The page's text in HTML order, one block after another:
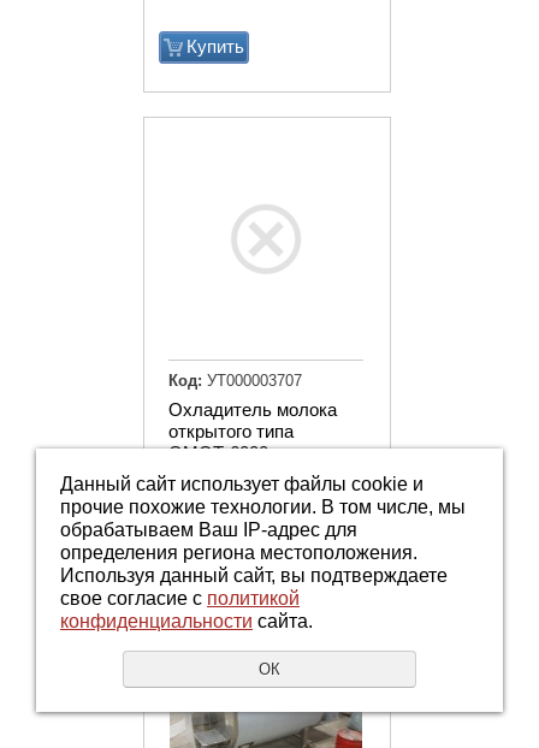
Купить
Охладитель молока
открытого типа
ОМОТ-6000
Купить
Код: УТ000003707
Данный сайт использует файлы cookie и
прочие похожие технологии. В том числе, мы
обрабатываем Ваш IP-адрес для
определения региона местоположения.
Используя данный сайт, вы подтверждаете
свое согласие с политикой
конфиденциальности сайта.
ОК